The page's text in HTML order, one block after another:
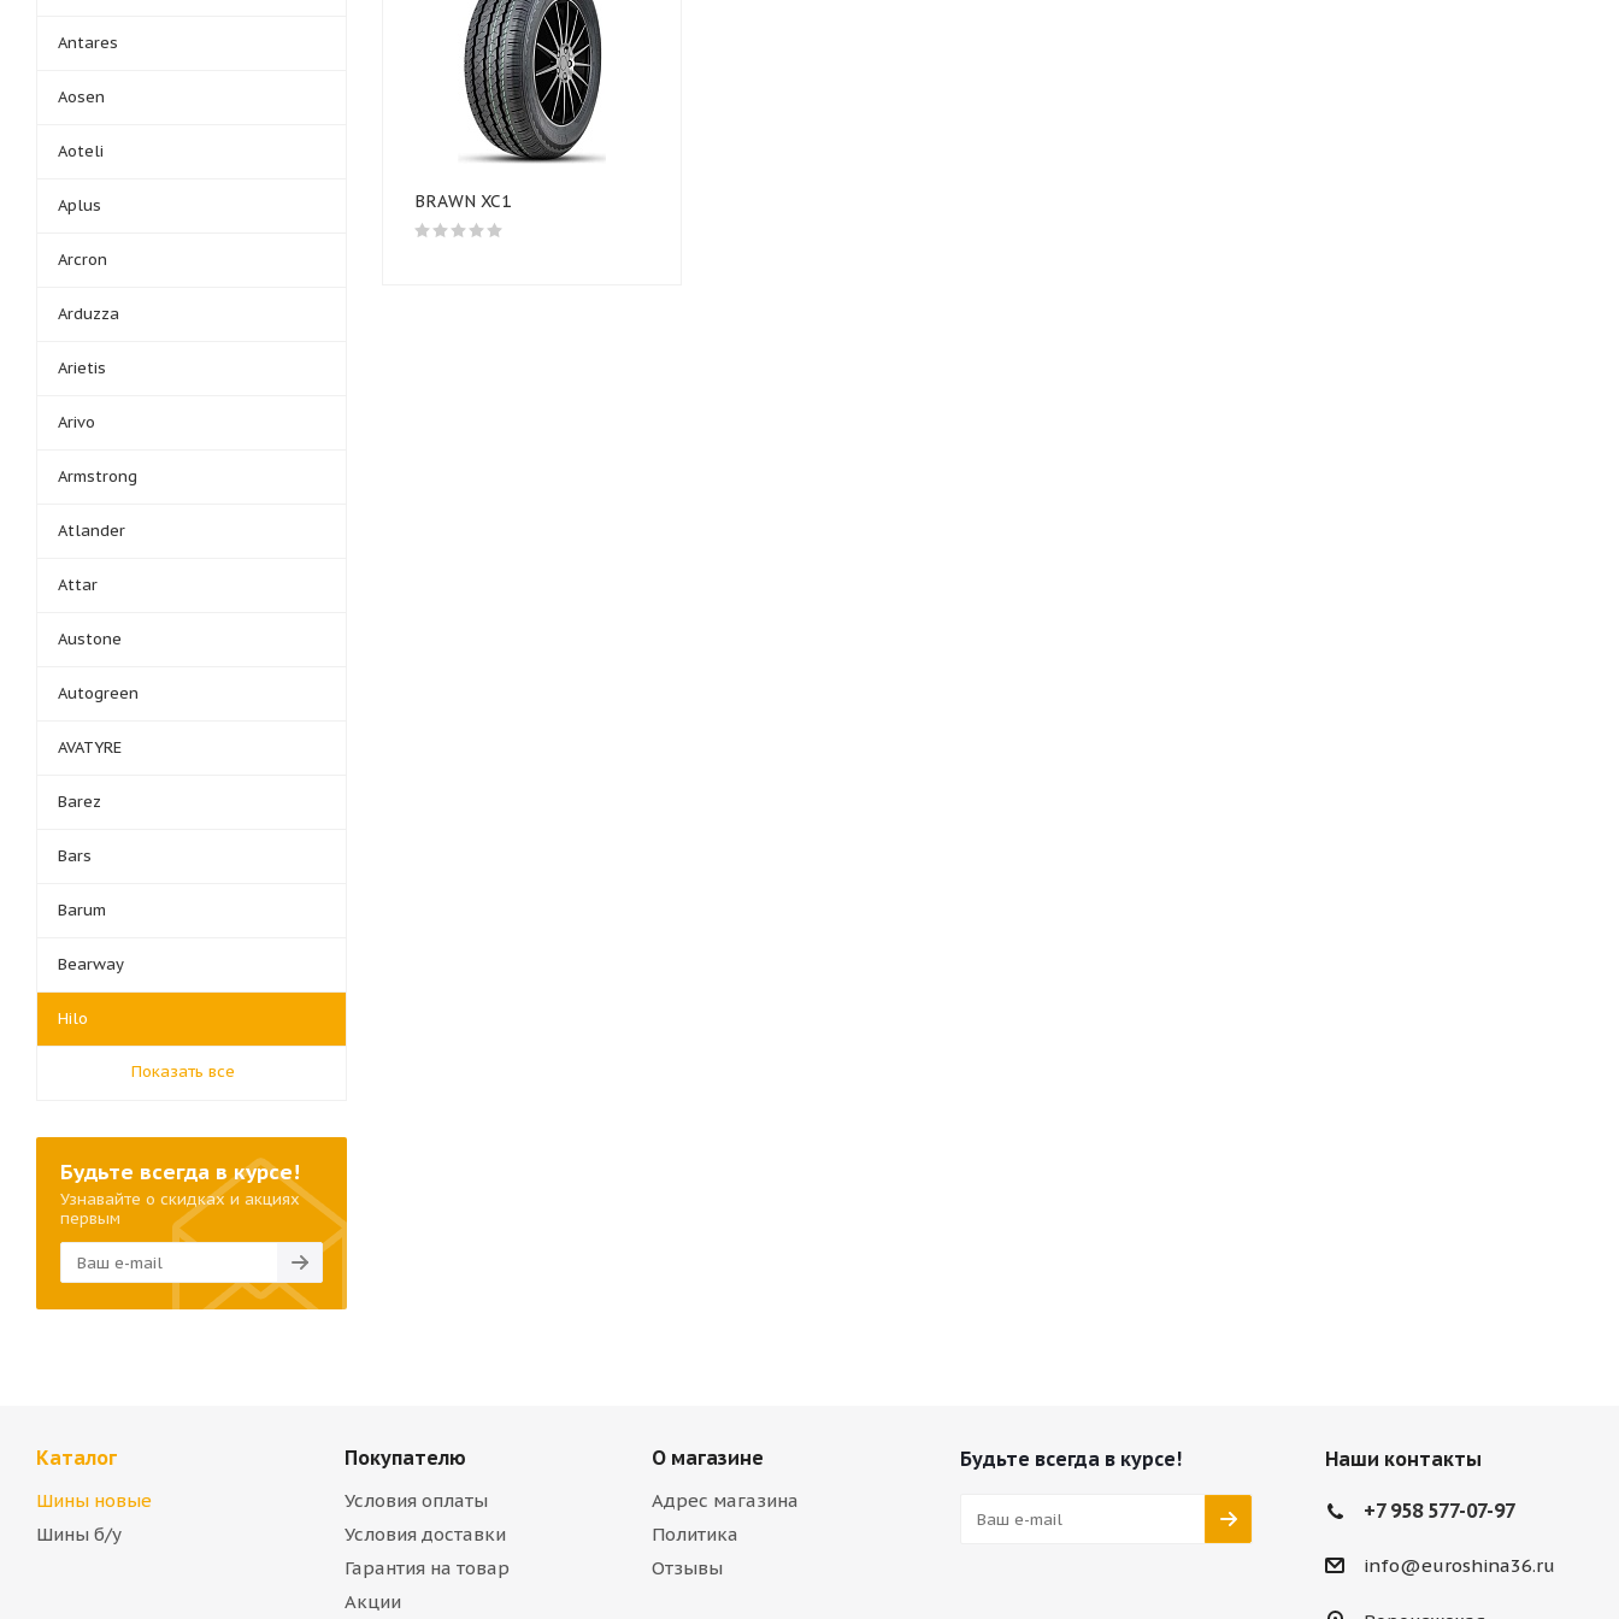
BRAWN XC1
Antares
Aosen
Aoteli
Aplus
Arcron
Arduzza
Arietis
Arivo
Armstrong
Atlander
Attar
Austone
Autogreen
AVATYRE
Barez
Bars
Barum
Bearway
Hilo
Показать все
Будьте всегда в курсе!
Узнавайте о скидках и акциях
первым
Каталог
Шины новые
Шины б/у
Покупателю
Условия оплаты
Условия доставки
Гарантия на товар
Акции
О магазине
Адрес магазина
Политика
Отзывы
Будьте всегда в курсе! Наши контакты
+7 958 577-07-97
info@euroshina36.ru